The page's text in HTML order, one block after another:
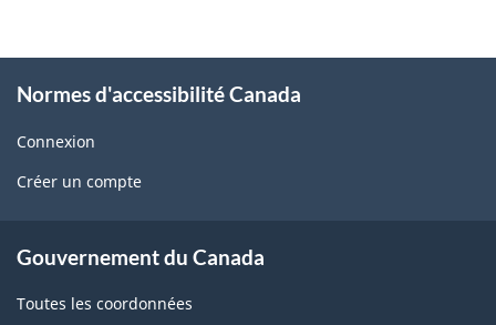
r
o
b
l
m
o
i
d
g
e
t
b
o
U
Normes d'accessibilité Canada
Connexion
Créer un compte
About
Gouvernement du Canada
Toutes les coordonnées